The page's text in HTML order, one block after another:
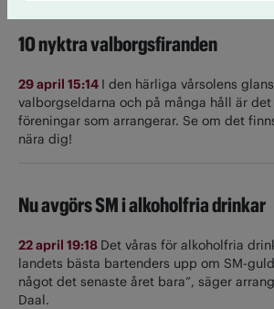
10 nyktra valborgsfiranden
29 april 15:14 I den härliga vårsolens
valborgseldarna och på många håll är det
föreningar som arrangerar. Se om det
nära dig!
Nu avgörs SM i alkoholfria drinkar
22 april 19:18 Det våras för alkoholfria
landets bästa bartenders upp om SM-
något det senaste året bara”, säger
Daal.